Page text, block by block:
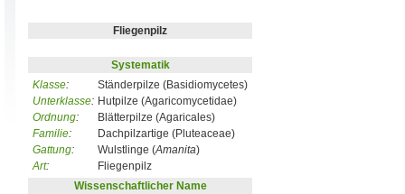
Fliegenpilz
Systematik
Klasse:
Ständerpilze (Basidiomycetes)
Unterklasse: Hutpilze (Agaricomycetidae)
Ordnung:
Blätterpilze (Agaricales)
Familie:
Dachpilzartige (Pluteaceae)
Gattung: Wulstlinge (Amanita)
Art:
Fliegenpilz
Wissenschaftlicher Name